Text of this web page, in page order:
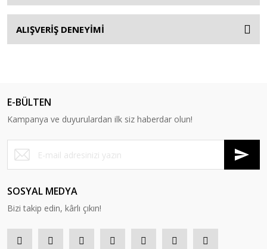
ALIŞVERİŞ DENEYİMİ
E-BÜLTEN
Kampanya ve duyurulardan ilk siz haberdar olun!
SOSYAL MEDYA
Bizi takip edin, kârlı çıkın!